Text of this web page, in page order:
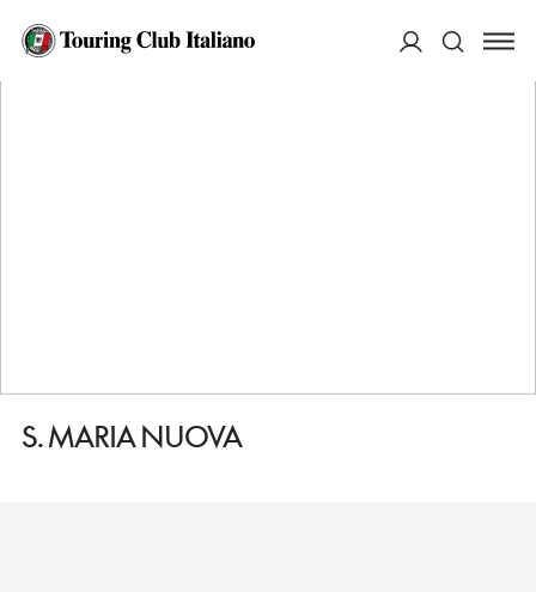
HOME
S. MARIA NUOVA